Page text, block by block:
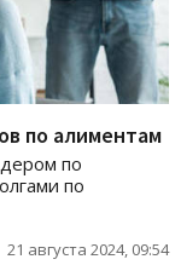
по алиментам
по
по
21 августа 2024, 09:54